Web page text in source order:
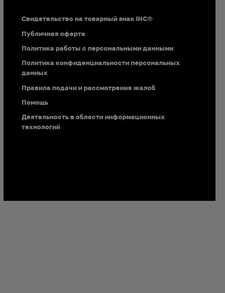
Документы
Свидетельство на товарный знак IHC®
Публичная оферта
Политика работы с персональными данными
Политика конфиденциальности персональных
данных
Правила подачи и рассмотрения жалоб
Помощь
Деятельность в области информационных
технологий